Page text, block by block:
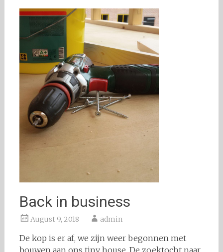
Back in business
August 9, 2018 admin
De kop is er af, we zijn weer begonnen met